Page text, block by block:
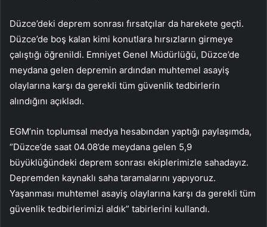
Düzce’deki deprem sonrası fırsatçılar da harekete geçti.
Düzce’de boş kalan kimi konutlara hırsızların girmeye
çalıştığı öğrenildi. Emniyet Genel Müdürlüğü, Düzce’de
meydana gelen depremin ardından muhtemel asayiş
olaylarına karşı da gerekli tüm güvenlik tedbirlerin
alındığını açıkladı.
EGM’nin toplumsal medya hesabından yaptığı paylaşımda,
“Düzce’de saat 04.08’de meydana gelen 5,9
büyüklüğündeki deprem sonrası ekiplerimizle sahadayız.
Depremden kaynaklı saha taramalarını yapıyoruz.
Yaşanması muhtemel asayiş olaylarına karşı da gerekli tüm
güvenlik tedbirlerimizi aldık” tabirlerini kullandı.